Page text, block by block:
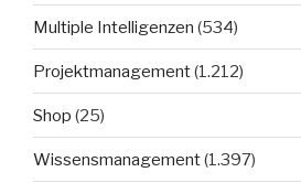
Multiple Intelligenzen (534)
Projektmanagement(1.212)
Shop (25)
Wissensmanagement(1.397)